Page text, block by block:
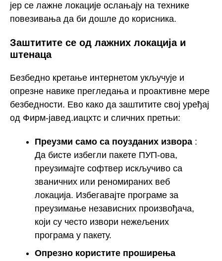
јер се лажне локације ослањају на технике
повезивања да би дошле до корисника.
Заштитите се од лажних локација и
штенаца
Безбедно кретање интернетом укључује и
опрезне навике прегледања и проактивне мере
безбедности. Ево како да заштитите свој уређај
од Фирм-јавед.иацхтс и сличних претњи:
Преузми само са поузданих извора :
Да бисте избегли пакете ПУП-ова,
преузимајте софтвер искључиво са
званичних или реномираних веб
локација. Избегавајте програме за
преузимање независних произвођача,
који су често извори нежељених
програма у пакету.
Опрезно користите проширења